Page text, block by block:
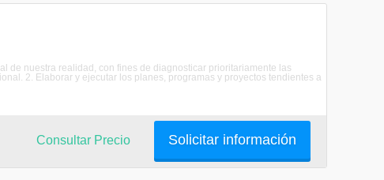
de nuestra realidad, con fines de diagnosticar prioritariamente las
2. Elaborar y ejecutar los planes, programas y proyectos tendientes a
Solicitar información
Consultar Precio